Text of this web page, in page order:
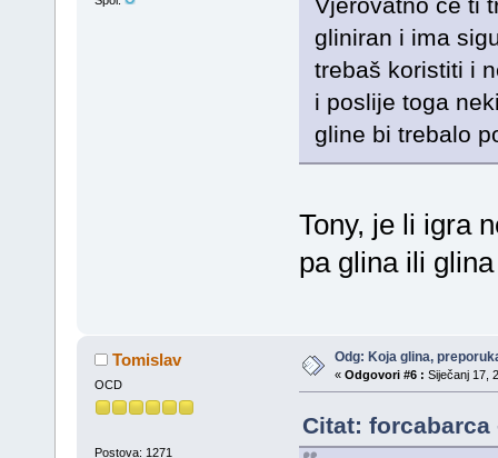
Vjerovatno će ti
gliniran i ima
trebaš koristiti i
i poslije toga
gline bi trebalo
Tony, je li igra
pa glina ili
Tomislav
OCD
Postova: 1271
Odg: Koja glina,
« Odgovori #6 : Siječanj 17,
Citat: forcabarca